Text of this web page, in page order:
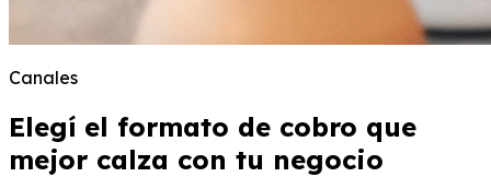
Canales
Elegí el formato de cobro que
mejor calza con tu negocio